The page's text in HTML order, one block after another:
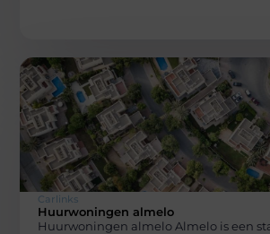
Carlinks
Huurwoningen almelo
Huurwoningen almelo Almelo is een